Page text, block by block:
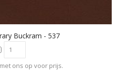
Buckram - 537
ons op voor prijs.